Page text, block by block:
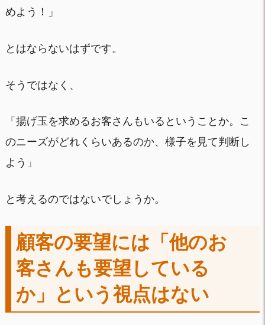
めよう！」
とはならないはずです。
そうではなく、
「揚げ玉を求めるお客さんもいるということか。こ
のニーズがどれくらいあるのか、様子を見て判断し
よう」
と考えるのではないでしょうか。
顧客の要望には「他のお
客さんも要望している
か」という視点はない